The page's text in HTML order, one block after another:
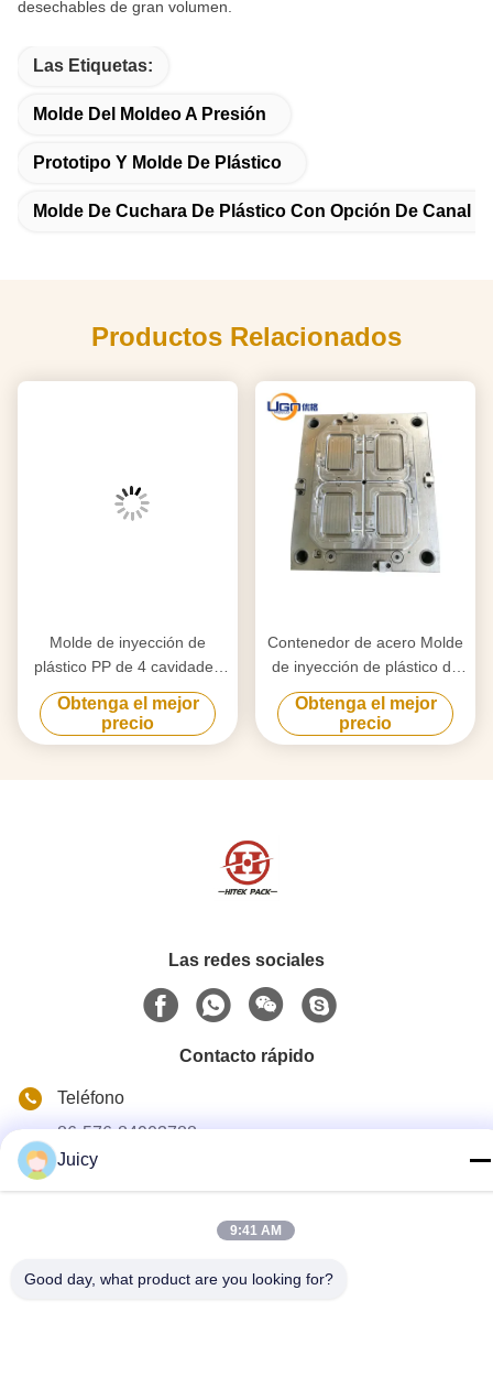
desechables de gran volumen.
Las Etiquetas:
Molde Del Moldeo A Presión
Prototipo Y Molde De Plástico
Molde De Cuchara De Plástico Con Opción De Canal
Productos Relacionados
Molde de inyección de
plástico PP de 4 cavidades
para envases de alimentos
de plástico de pared delgada
con tamaño personalizado
Obtenga el mejor
precio
Contenedor de acero Molde
de inyección de plástico de
pared delgada Contenedor
de plástico para alimentos
Obtenga el mejor
precio
Las redes sociales
Contacto rápido
Teléfono
86-576-84903788
26# Carretera Chaoyuan, Zona Industrial Norte, Huangyan,
Juicy
9:41 AM
Good day, what product are you looking for?